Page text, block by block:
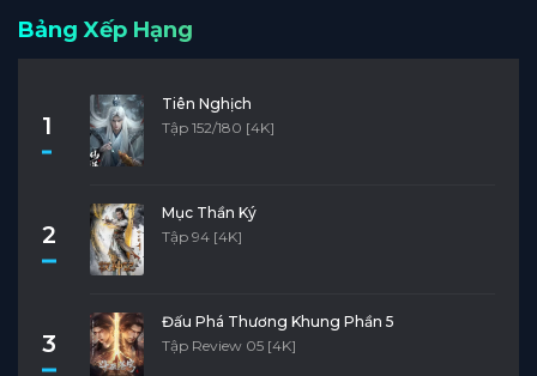
Bảng Xếp Hạng
1
Tiên Nghịch
Tập 152/180 [4K]
2
Mục Thần Ký
Tập 94 [4K]
3
Đấu Phá Thương Khung Phần 5
Tập Review 05 [4K]